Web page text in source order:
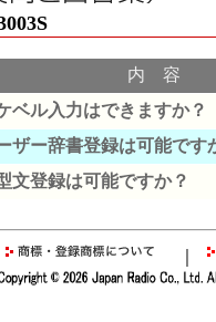
内 容
ベル入力はできますか？
ザー辞書登録は可能です
文登録は可能ですか？